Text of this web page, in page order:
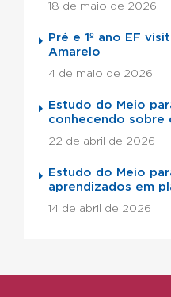
18 de maio de 2026
Pré e 1º ano EF
Amarelo
4 de maio de 2026
Estudo do Meio
conhecendo sobre
22 de abril de 2026
Estudo do Meio
aprendizados em
14 de abril de 2026